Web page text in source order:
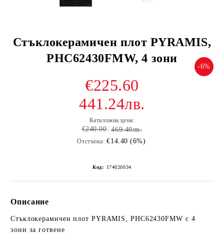
Стъклокерамичен плот PYRAMIS,
PHC62430FMW, 4 зони
-6%
€225.60
441.24лв.
Каталожна цена:
€240.00 469.40лв.
Отстъпка: €14.40 (6%)
Код: 174020034
Описание
Стъклокерамичен плот PYRAMIS, PHC62430FMW с 4
зони за готвене